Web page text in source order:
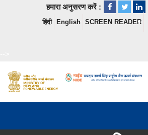
हमारा अनुसरण करें :
हिंदी English SCREEN READER